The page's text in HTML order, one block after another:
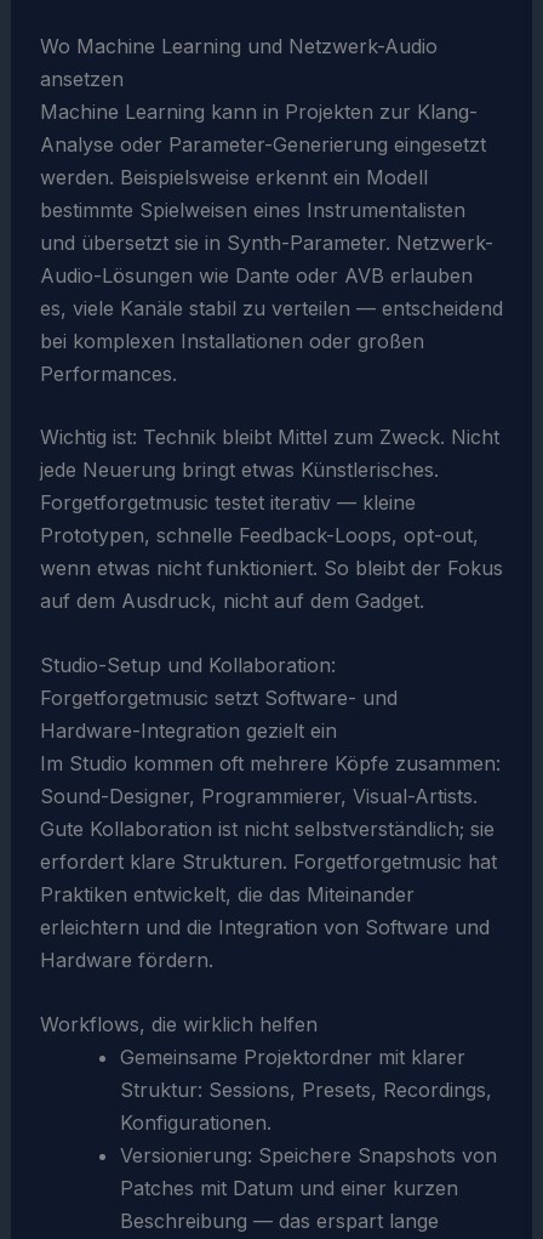
Wo Machine Learning und Netzwerk-Audio
ansetzen
Machine Learning kann in Projekten zur Klang-
Analyse oder Parameter-Generierung eingesetzt
werden. Beispielsweise erkennt ein Modell
bestimmte Spielweisen eines Instrumentalisten
und übersetzt sie in Synth-Parameter. Netzwerk-
Audio-Lösungen wie Dante oder AVB erlauben
es, viele Kanäle stabil zu verteilen — entscheidend
bei komplexen Installationen oder großen
Performances.
Wichtig ist: Technik bleibt Mittel zum Zweck. Nicht
jede Neuerung bringt etwas Künstlerisches.
Forgetforgetmusic testet iterativ — kleine
Prototypen, schnelle Feedback-Loops, opt-out,
wenn etwas nicht funktioniert. So bleibt der Fokus
auf dem Ausdruck, nicht auf dem Gadget.
Studio-Setup und Kollaboration:
Forgetforgetmusic setzt Software- und
Hardware-Integration gezielt ein
Im Studio kommen oft mehrere Köpfe zusammen:
Sound-Designer, Programmierer, Visual-Artists.
Gute Kollaboration ist nicht selbstverständlich; sie
erfordert klare Strukturen. Forgetforgetmusic hat
Praktiken entwickelt, die das Miteinander
erleichtern und die Integration von Software und
Hardware fördern.
Workflows, die wirklich helfen
Gemeinsame Projektordner mit klarer
Struktur: Sessions, Presets, Recordings,
Konfigurationen.
Versionierung: Speichere Snapshots von
Patches mit Datum und einer kurzen
Beschreibung — das erspart lange